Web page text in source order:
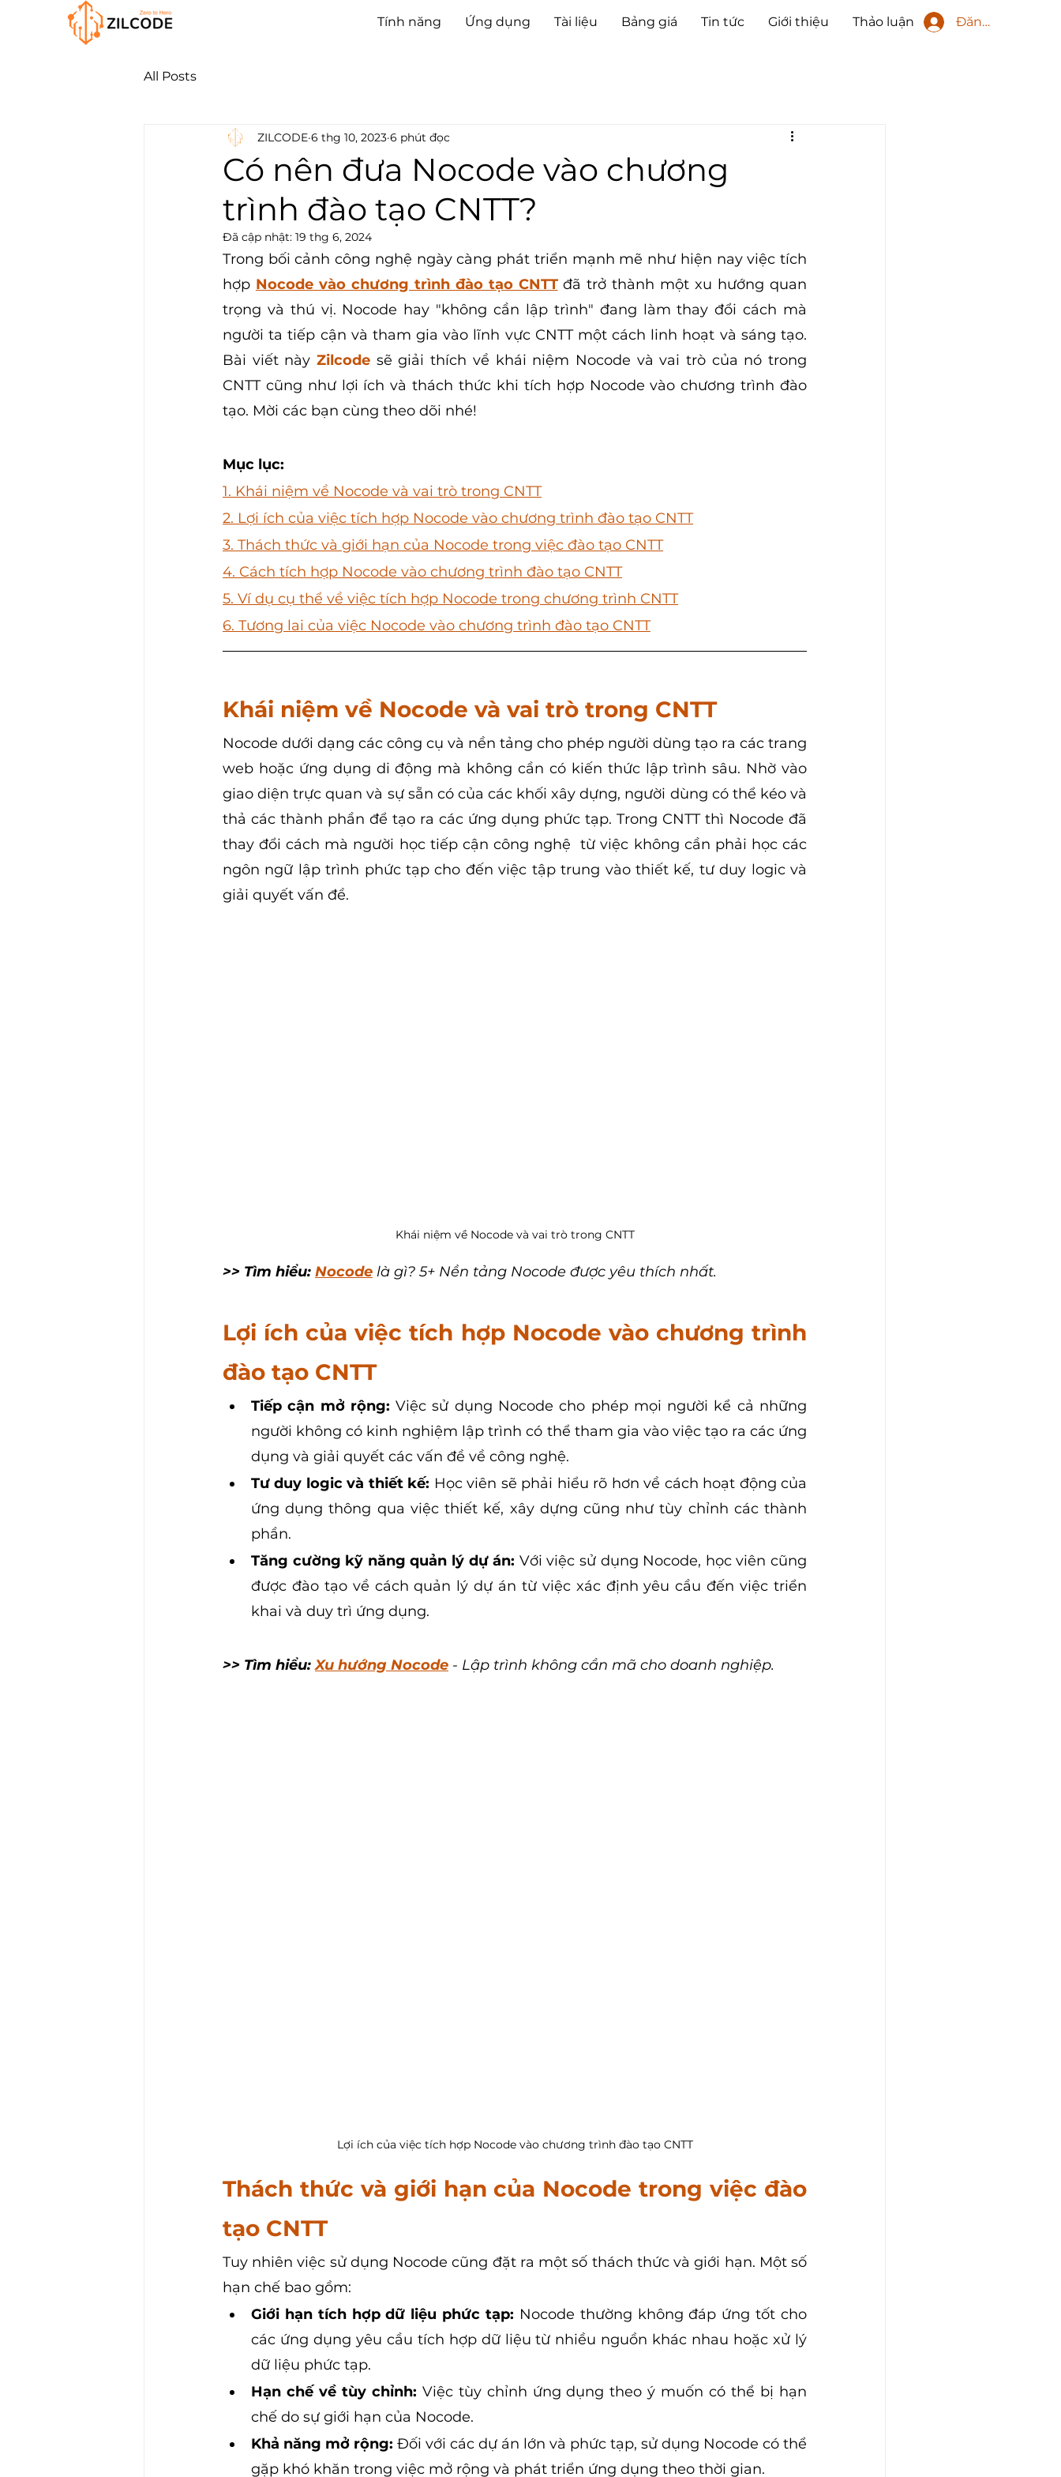
Tính năng Ứng dụng Tài liệu Bảng giá Tin tức Giới thiệu Thảo luận Đăng nhập
All Posts
Có nên đưa Nocode vào chương
trình đào tạo CNTT?
ZILCODE 6 thg 10, 2023 6 phút đọc
Đã cập nhật: 19 thg 6, 2024
Trong bối cảnh công nghệ ngày càng phát triển mạnh mẽ như hiện nay việc tích
hợp Nocode vào chương trình đào tạo CNTT đã trở thành một xu hướng quan
trọng và thú vị. Nocode hay "không cần lập trình" đang làm thay đổi cách mà
người ta tiếp cận và tham gia vào lĩnh vực CNTT một cách linh hoạt và sáng tạo.
Bài viết này Zilcode sẽ giải thích về khái niệm Nocode và vai trò của nó trong
CNTT cũng như lợi ích và thách thức khi tích hợp Nocode vào chương trình đào
tạo. Mời các bạn cùng theo dõi nhé!
Mục lục:
1. Khái niệm về Nocode và vai trò trong CNTT
2. Lợi ích của việc tích hợp Nocode vào chương trình đào tạo CNTT
3. Thách thức và giới hạn của Nocode trong việc đào tạo CNTT
4. Cách tích hợp Nocode vào chương trình đào tạo CNTT
5. Ví dụ cụ thể về việc tích hợp Nocode trong chương trình CNTT
6. Tương lai của việc Nocode vào chương trình đào tạo CNTT
Khái niệm về Nocode và vai trò trong CNTT
Nocode dưới dạng các công cụ và nền tảng cho phép người dùng tạo ra các trang
web hoặc ứng dụng di động mà không cần có kiến thức lập trình sâu. Nhờ vào
giao diện trực quan và sự sẵn có của các khối xây dựng, người dùng có thể kéo và
thả các thành phần để tạo ra các ứng dụng phức tạp. Trong CNTT thì Nocode đã
thay đổi cách mà người học tiếp cận công nghệ  từ việc không cần phải học các
ngôn ngữ lập trình phức tạp cho đến việc tập trung vào thiết kế, tư duy logic và
giải quyết vấn đề.
Khái niệm về Nocode và vai trò trong CNTT
>> Tìm hiểu: Nocode là gì? 5+ Nền tảng Nocode được yêu thích nhất.
Lợi ích của việc tích hợp Nocode vào chương trình
đào tạo CNTT
Tiếp cận mở rộng: Việc sử dụng Nocode cho phép mọi người kể cả những
người không có kinh nghiệm lập trình có thể tham gia vào việc tạo ra các ứng
dụng và giải quyết các vấn đề về công nghệ.
Tư duy logic và thiết kế: Học viên sẽ phải hiểu rõ hơn về cách hoạt động của
ứng dụng thông qua việc thiết kế, xây dựng cũng như tùy chỉnh các thành
phần.
Tăng cường kỹ năng quản lý dự án: Với việc sử dụng Nocode, học viên cũng
được đào tạo về cách quản lý dự án từ việc xác định yêu cầu đến việc triển
khai và duy trì ứng dụng.
>> Tìm hiểu: Xu hướng Nocode - Lập trình không cần mã cho doanh nghiệp.
Lợi ích của việc tích hợp Nocode vào chương trình đào tạo CNTT
Thách thức và giới hạn của Nocode trong việc đào
tạo CNTT
Tuy nhiên việc sử dụng Nocode cũng đặt ra một số thách thức và giới hạn. Một số
hạn chế bao gồm:
Giới hạn tích hợp dữ liệu phức tạp: Nocode thường không đáp ứng tốt cho
các ứng dụng yêu cầu tích hợp dữ liệu từ nhiều nguồn khác nhau hoặc xử lý
dữ liệu phức tạp.
Hạn chế về tùy chỉnh: Việc tùy chỉnh ứng dụng theo ý muốn có thể bị hạn
chế do sự giới hạn của Nocode.
Khả năng mở rộng: Đối với các dự án lớn và phức tạp, sử dụng Nocode có thể
gặp khó khăn trong việc mở rộng và phát triển ứng dụng theo thời gian.